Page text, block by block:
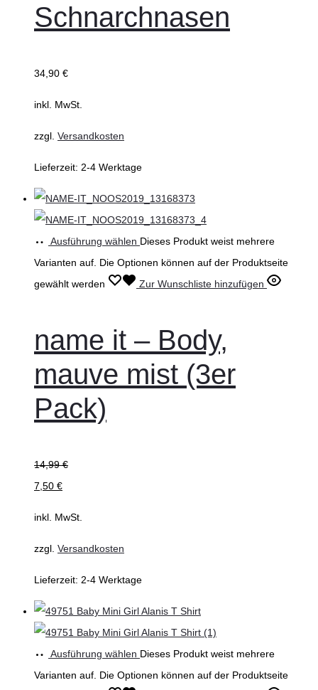
Schnarchnasen
34,90 €
inkl. MwSt.
zzgl. Versandkosten
Lieferzeit: 2-4 Werktage
Ausführung wählen Dieses Produkt weist mehrere
Varianten auf. Die Optionen können auf der Produktseite
gewählt werden
Zur Wunschliste hinzufügen
name it – Body,
mauve mist (3er
Pack)
14,99€
7,50 €
inkl. MwSt.
zzgl. Versandkosten
Lieferzeit: 2-4 Werktage
Ausführung wählen Dieses Produkt weist mehrere
Varianten auf. Die Optionen können auf der Produktseite